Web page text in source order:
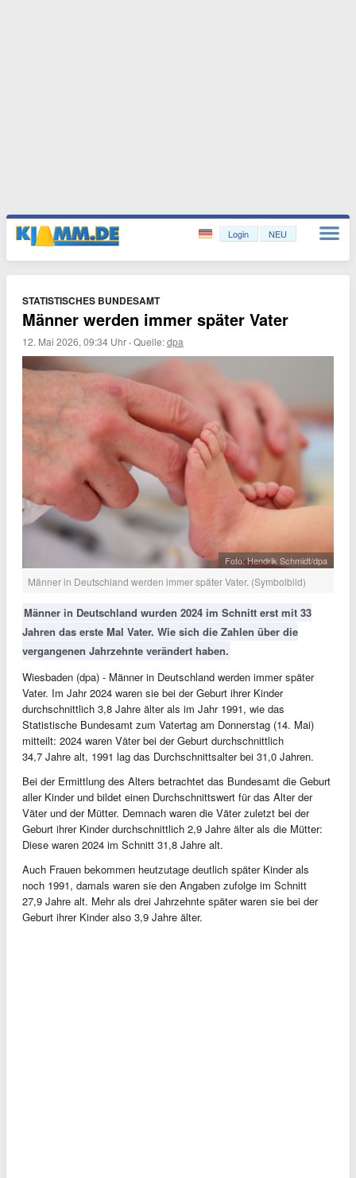
Login NEU
STATISTISCHES BUNDESAMT
Männer werden immer später Vater
12. Mai 2026, 09:34 Uhr ·Quelle:dpa
Foto: Hendrik Schmidt/dpa
Männer in Deutschland werden immer später Vater. (Symbolbild)
Männer in Deutschland wurden 2024 im Schnitt erst mit 33
Jahren das erste Mal Vater. Wie sich die Zahlen über die
vergangenen Jahrzehnte verändert haben.
Wiesbaden (dpa) - Männer in Deutschland werden immer später
Vater. Im Jahr 2024 waren sie bei der Geburt ihrer Kinder
durchschnittlich 3,8 Jahre älter als im Jahr 1991, wie das
Statistische Bundesamt zum Vatertag am Donnerstag (14. Mai)
mitteilt: 2024 waren Väter bei der Geburt durchschnittlich
34,7 Jahre alt, 1991 lag das Durchschnittsalter bei 31,0 Jahren.
Bei der Ermittlung des Alters betrachtet das Bundesamt die Geburt
aller Kinder und bildet einen Durchschnittswert für das Alter der
Väter und der Mütter. Demnach waren die Väter zuletzt bei der
Geburt ihrer Kinder durchschnittlich 2,9 Jahre älter als die Mütter:
Diese waren 2024 im Schnitt 31,8 Jahre alt.
Auch Frauen bekommen heutzutage deutlich später Kinder als
noch 1991, damals waren sie den Angaben zufolge im Schnitt
27,9 Jahre alt. Mehr als drei Jahrzehnte später waren sie bei der
Geburt ihrer Kinder also 3,9 Jahre älter.